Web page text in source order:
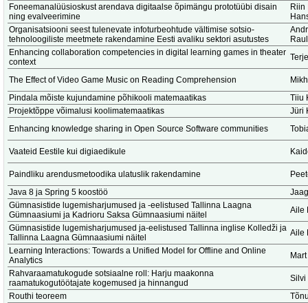
Foneemanalüüsioskust arendava digitaalse õpimängu prototüübi disain
ning evalveerimine
Riin
Organisatsiooni seest tulenevate infoturbeohtude vältimise sotsio-
tehnoloogiliste meetmete rakendamine Eesti avaliku sektori asutustes
Enhancing collaboration competencies in digital learning games in theater
context
The Effect of Video Game Music on Reading Comprehension
Pindala mõiste kujundamine põhikooli matemaatikas
Tiiu
Projektõppe võimalusi koolimatemaatikas
Jüri
Enhancing knowledge sharing in Open Source Software communities
Vaateid Eestile kui digiaedikule
Paindliku arendusmetoodika ulatuslik rakendamine
Java 8 ja Spring 5 koostöö
Gümnasistide lugemisharjumused ja -eelistused Tallinna Laagna
Gümnaasiumi ja Kadrioru Saksa Gümnaasiumi näitel
Aile
Gümnasistide lugemisharjumused ja-eelistused Tallinna inglise Kolledži ja
Tallinna Laagna Gümnaasiumi näitel
Aile
Learning Interactions: Towards a Unified Model for Offline and Online
Analytics
Rahvaraamatukogude sotsiaalne roll: Harju maakonna
raamatukogutöötajate kogemused ja hinnangud
Silvi
Routhi teoreem